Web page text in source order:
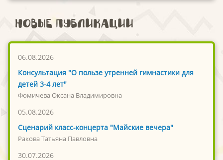
Новые публикации
06.08.2026
Консультация "О пользе утренней гимнастики для
детей 3-4 лет"
Фомичева Оксана Владимировна
05.08.2026
Сценарий класс-концерта "Майские вечера"
Ракова Татьяна Павловна
30.07.2026